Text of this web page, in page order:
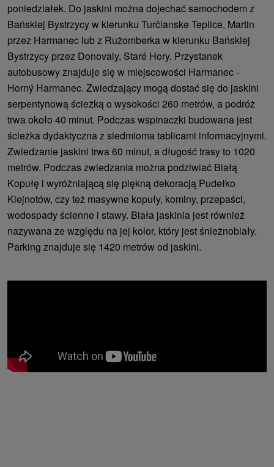
poniedziałek. Do jaskini można dojechać samochodem z
Bańskiej Bystrzycy w kierunku Turčianske Teplice, Martin
przez Harmanec lub z Rużomberka w kierunku Bańskiej
Bystrzycy przez Donovaly, Staré Hory. Przystanek
autobusowy znajduje się w miejscowości Harmanec -
Horný Harmanec. Zwiedzający mogą dostać się do jaskini
serpentynową ścieżką o wysokości 260 metrów, a podróż
trwa około 40 minut. Podczas wspinaczki budowana jest
ścieżka dydaktyczna z siedmioma tablicami informacyjnymi.
Zwiedzanie jaskini trwa 60 minut, a długość trasy to 1020
metrów. Podczas zwiedzania można podziwiać Białą
Kopułę i wyróżniającą się piękną dekoracją Pudełko
Klejnotów, czy też masywne kopuły, kominy, przepaści,
wodospady ścienne i stawy. Biała jaskinia jest również
nazywana ze względu na jej kolor, który jest śnieżnobiały.
Parking znajduje się 1420 metrów od jaskini.